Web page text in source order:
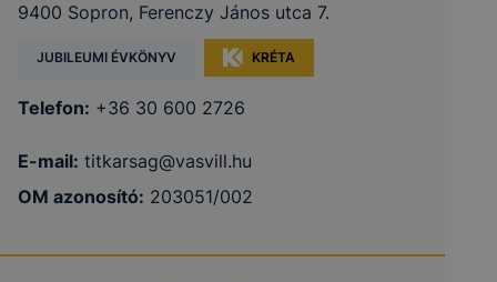
9400 Sopron, Ferenczy János utca 7.
JUBILEUMI ÉVKÖNYV KRÉTA
Telefon: +36 30 600 2726
E-mail: titkarsag@vasvill.hu
OM azonosító: 203051/002